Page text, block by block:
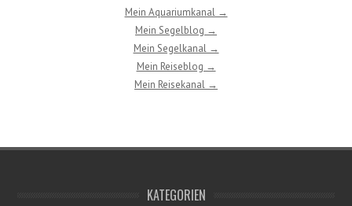
Mein Aquariumkanal →
Mein Segelblog →
Mein Segelkanal →
Mein Reiseblog →
Mein Reisekanal →
KATEGORIEN